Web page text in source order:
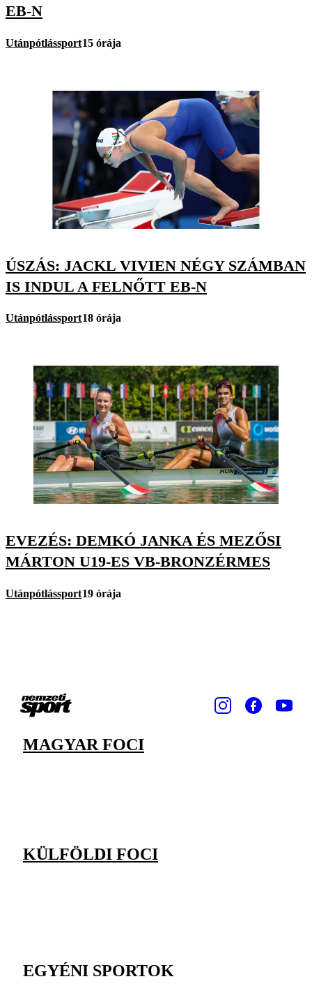
EB-N
Utánpótlássport15 órája
ÚSZÁS: JACKL VIVIEN NÉGY SZÁMBAN
IS INDUL A FELNŐTT EB-N
Utánpótlássport18 órája
EVEZÉS: DEMKÓ JANKA ÉS MEZŐSI
MÁRTON U19-ES VB-BRONZÉRMES
Utánpótlássport19 órája
MAGYAR FOCI
KÜLFÖLDI FOCI
EGYÉNI SPORTOK